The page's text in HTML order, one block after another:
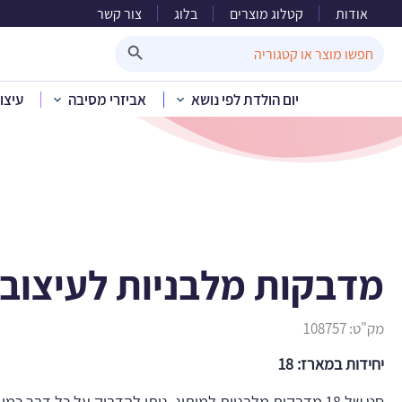
אודות קטלוג מוצרים בלוג צור קשר
for:
יום הולדת לפי נושא אביזרי מסיבה
בית»קטלוג מוצרים
מדבקות מלבניות
מק"ט:108757
יחידות במארז: 18